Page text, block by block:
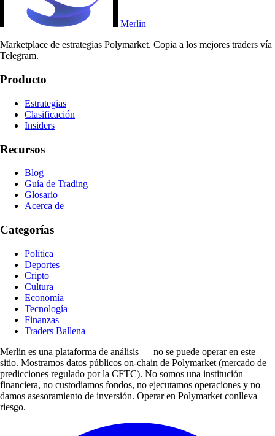
Merlin
Marketplace de estrategias Polymarket. Copia a los mejores traders vía
Telegram.
Producto
Estrategias
Clasificación
Insiders
Recursos
Blog
Guía de Trading
Glosario
Acerca de
Categorías
Política
Deportes
Cripto
Cultura
Economía
Tecnología
Finanzas
Traders Ballena
Merlin es una plataforma de análisis — no se puede operar en este
sitio. Mostramos datos públicos on-chain de Polymarket (mercado de
predicciones regulado por la CFTC). No somos una institución
financiera, no custodiamos fondos, no ejecutamos operaciones y no
damos asesoramiento de inversión. Operar en Polymarket conlleva
riesgo.